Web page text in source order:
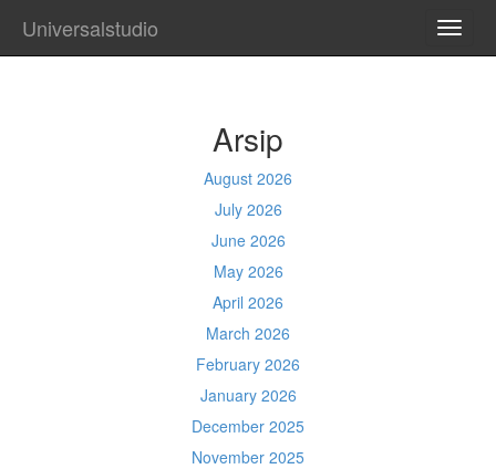
Universalstudio
Arsip
August 2026
July 2026
June 2026
May 2026
April 2026
March 2026
February 2026
January 2026
December 2025
November 2025